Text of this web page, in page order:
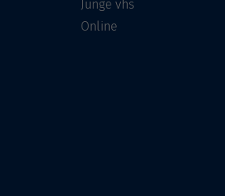
Junge vhs
Online